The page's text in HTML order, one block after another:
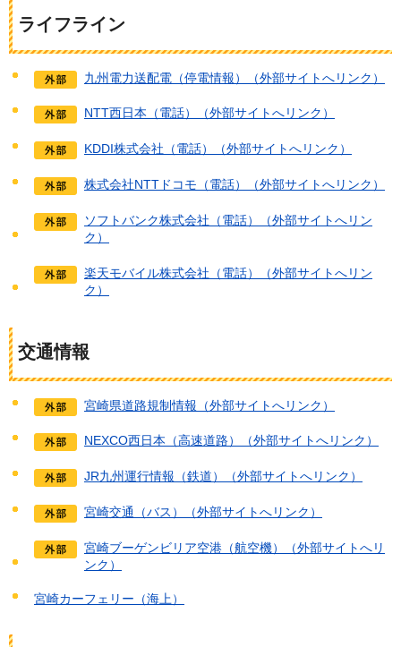
ライフライン
九州電力送配電（停電情報）（外部サイトへリンク）
NTT西日本（電話）（外部サイトへリンク）
KDDI株式会社（電話）（外部サイトへリンク）
株式会社NTTドコモ（電話）（外部サイトへリンク）
ソフトバンク株式会社（電話）（外部サイトへリン
ク）
楽天モバイル株式会社（電話）（外部サイトへリン
ク）
交通情報
宮崎県道路規制情報（外部サイトへリンク）
NEXCO西日本（高速道路）（外部サイトへリンク）
JR九州運行情報（鉄道）（外部サイトへリンク）
宮崎交通（バス）（外部サイトへリンク）
宮崎ブーゲンビリア空港（航空機）（外部サイトへリ
ンク）
宮崎カーフェリー（海上）